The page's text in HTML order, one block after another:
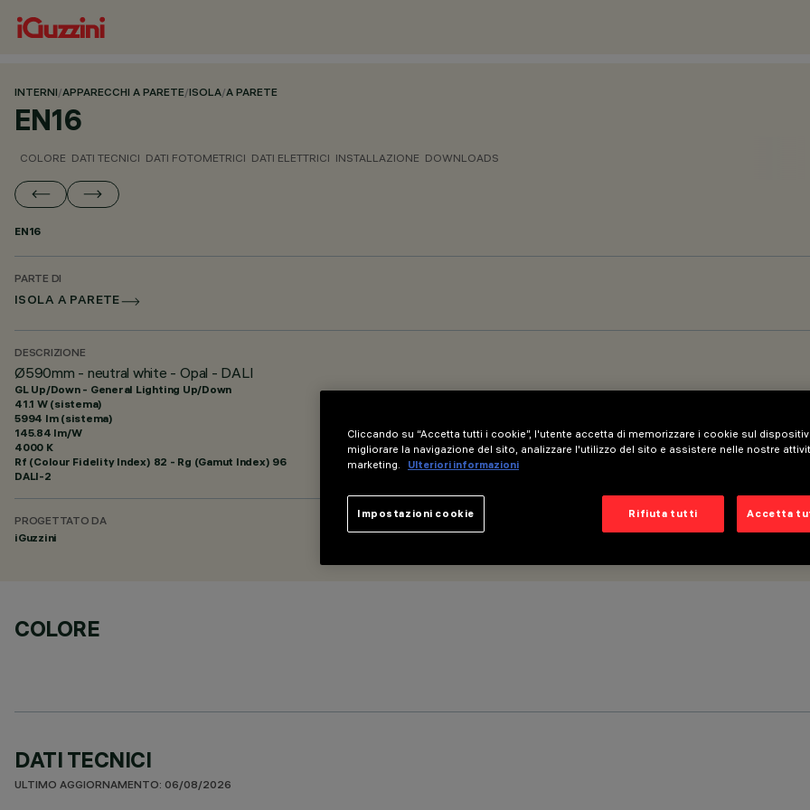
INTERNI/APPARECCHI A PARETE/ISOLA/A PARETE
EN16
COLORE DATI TECNICI DATI FOTOMETRICI DATI ELETTRICI INSTALLAZIONE DOWNLOADS
EN16
PARTE DI
ISOLA A PARETE
DESCRIZIONE
Ø590mm - neutral white - Opal - DALI
GL Up/Down - General Lighting Up/Down
41.1 W (sistema)
5994 lm (sistema)
145.84 lm/W
4000 K
Rf (Colour Fidelity Index) 82 - Rg (Gamut Index) 96
DALI-2
PROGETTATO DA
iGuzzini
COLORE
DATI TECNICI
ULTIMO AGGIORNAMENTO: 06/08/2026
Cliccando su “Accetta tutti i cookie”, l'utente accetta di memorizzare i cookie sul
migliorare la navigazione del sito, analizzare l'utilizzo del sito e assistere nelle nostre
marketing.
Ulteriori informazioni
Rifiuta tutti Accetta
Impostazioni cookie